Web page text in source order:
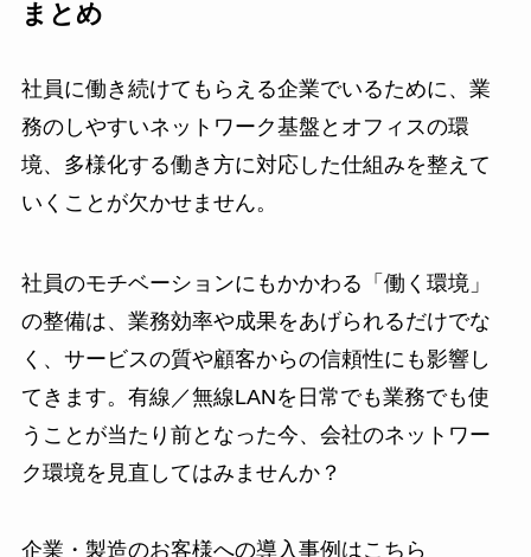
まとめ
社員に働き続けてもらえる企業でいるために、業
務のしやすいネットワーク基盤とオフィスの環
境、多様化する働き方に対応した仕組みを整えて
いくことが欠かせません。
社員のモチベーションにもかかわる「働く環境」
の整備は、業務効率や成果をあげられるだけでな
く、サービスの質や顧客からの信頼性にも影響し
てきます。有線／無線LANを日常でも業務でも使
うことが当たり前となった今、会社のネットワー
ク環境を見直してはみませんか？
企業・製造のお客様への導入事例はこちら